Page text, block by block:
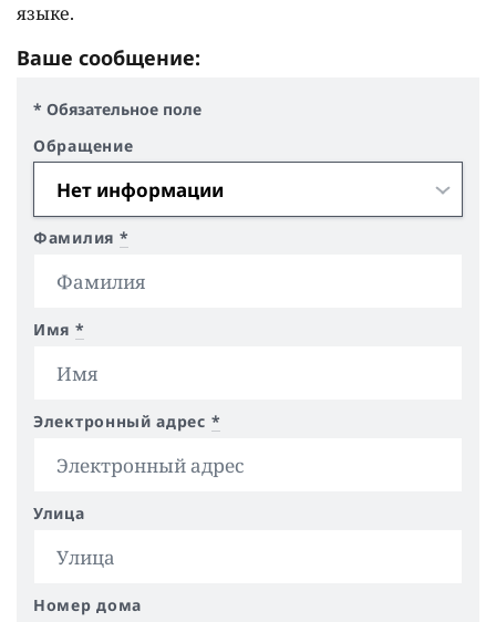
языке.
Ваше сообщение:
* Обязательное поле
Обращение
Фамилия *
Имя *
Электронный адрес *
Улица
Номер дома